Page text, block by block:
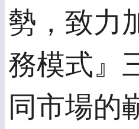
勢，致力
務模式』
同市場的